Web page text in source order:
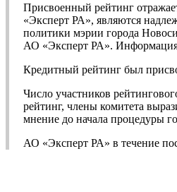
Присвоенный рейтинг
«Эксперт РА», являются
политики мэрии города
АО «Эксперт РА». Информация,
Кредитный рейтинг был
Число участников
рейтинг, члены комитета
мнение до начала процедуры
АО «Эксперт РА» в течение